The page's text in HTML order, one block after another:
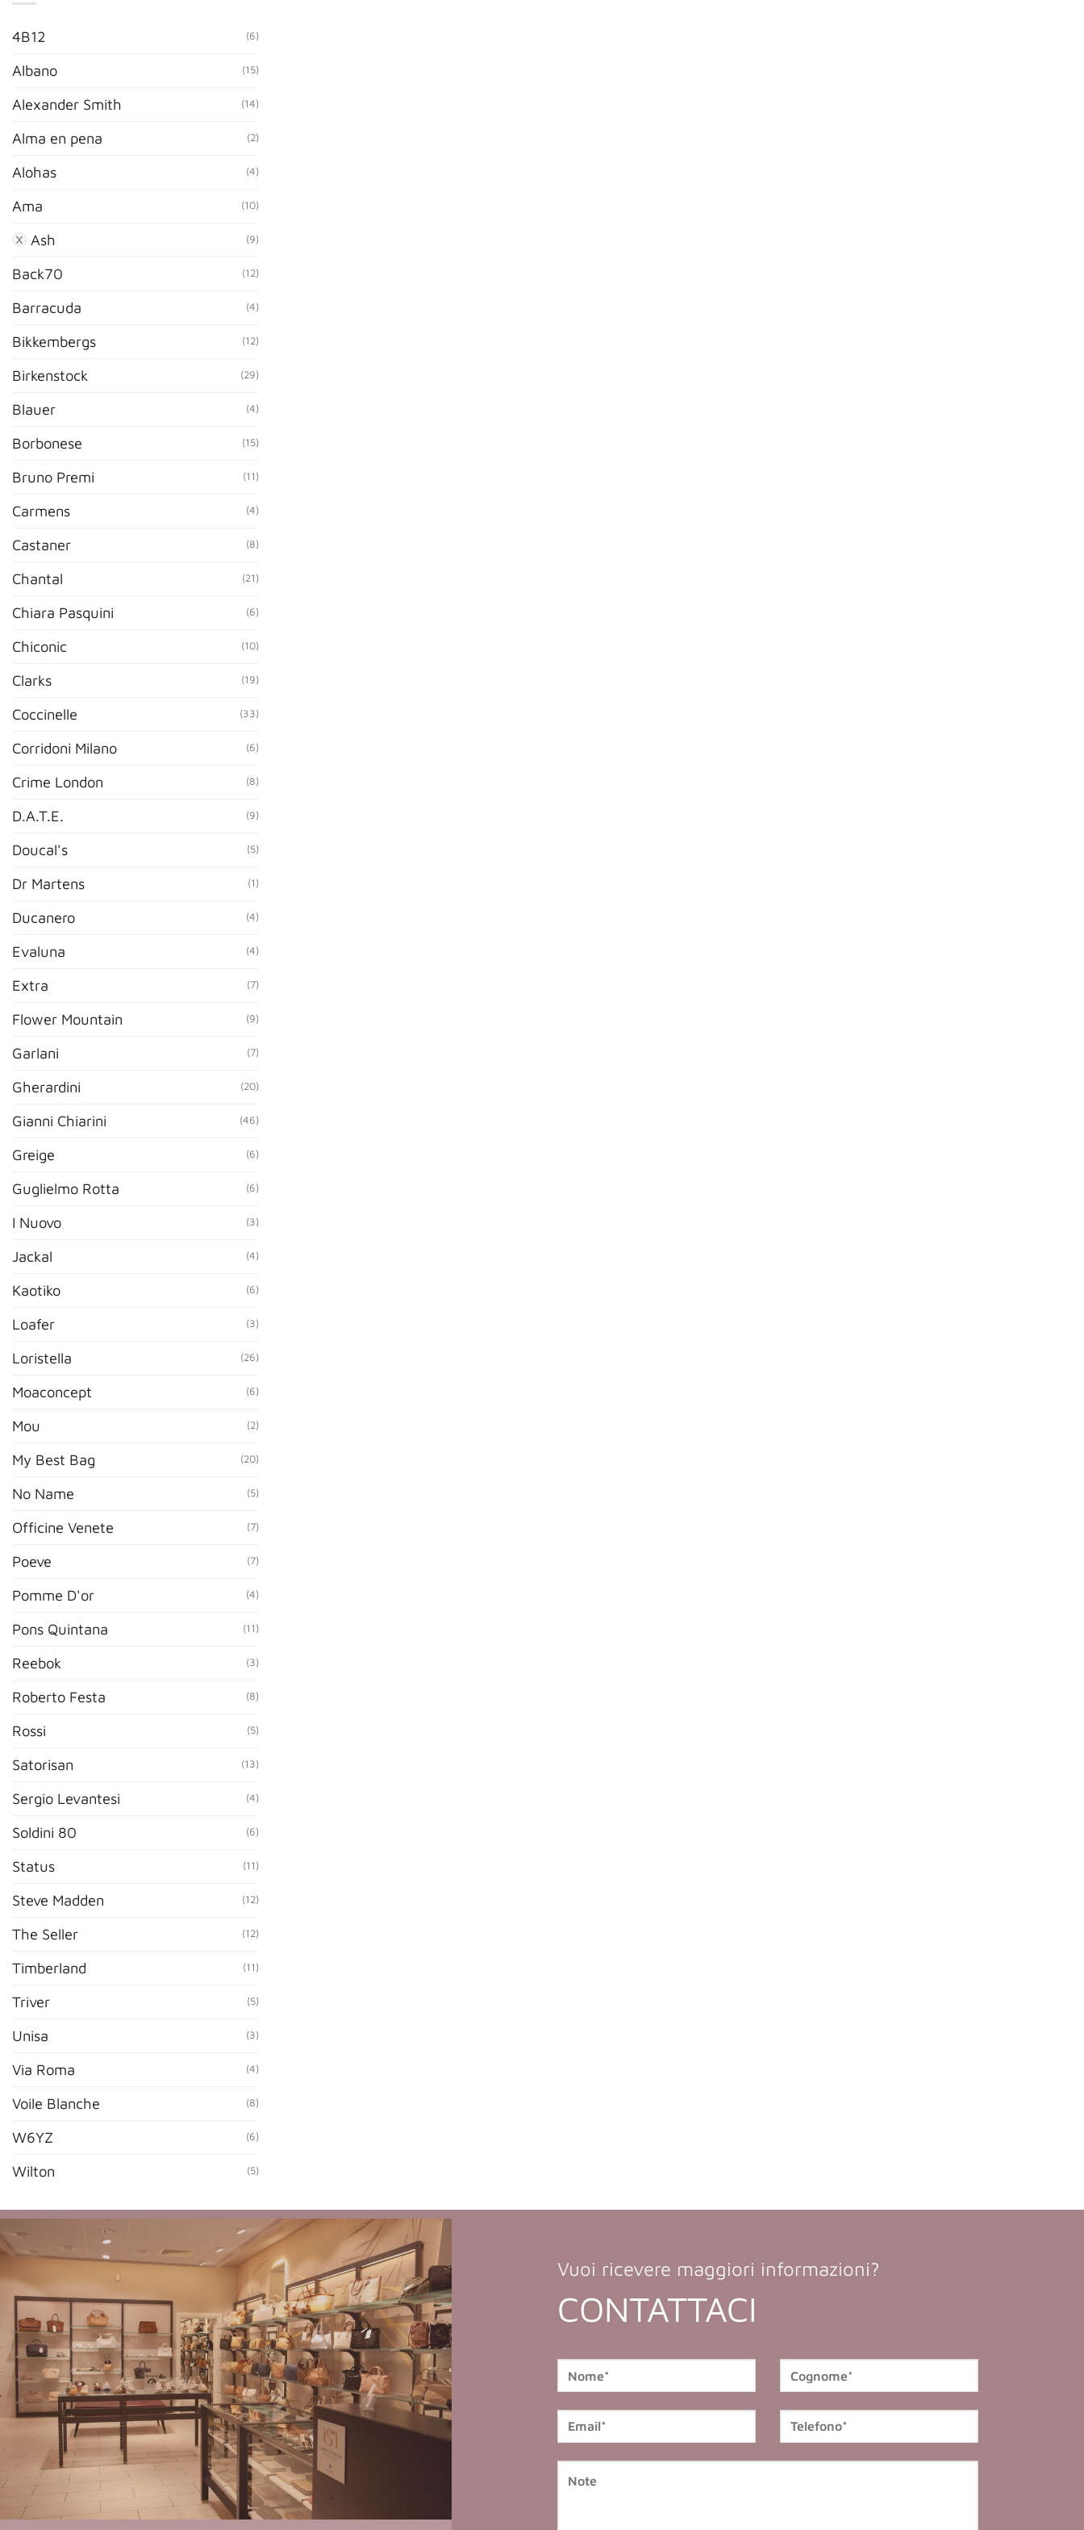
4B12 (6)
Albano (15)
Alexander Smith (14)
Alma en pena (2)
Alohas (4)
Ama (10)
Ash (9)
Back70 (12)
Barracuda (4)
Bikkembergs (12)
Birkenstock (29)
Blauer (4)
Borbonese (15)
Bruno Premi (11)
Carmens (4)
Castaner (8)
Chantal (21)
Chiara Pasquini (6)
Chiconic (10)
Clarks (19)
Coccinelle (33)
Corridoni Milano (6)
Crime London (8)
D.A.T.E. (9)
Doucal's (5)
Dr Martens (1)
Ducanero (4)
Evaluna (4)
Extra (7)
Flower Mountain (9)
Garlani (7)
Gherardini (20)
Gianni Chiarini (46)
Greige (6)
Guglielmo Rotta (6)
I Nuovo (3)
Jackal (4)
Kaotiko (6)
Loafer (3)
Loristella (26)
Moaconcept (6)
Mou (2)
My Best Bag (20)
No Name (5)
Officine Venete (7)
Poeve (7)
Pomme D'or (4)
Pons Quintana (11)
Reebok (3)
Roberto Festa (8)
Rossi (5)
Satorisan (13)
Sergio Levantesi (4)
Soldini 80 (6)
Status (11)
Steve Madden (12)
The Seller (12)
Timberland (11)
Triver (5)
Unisa (3)
Via Roma (4)
Voile Blanche (8)
W6YZ (6)
Wilton (5)
Vuoi ricevere maggiori informazioni?
CONTATTACI